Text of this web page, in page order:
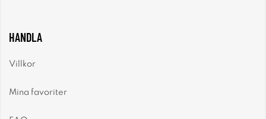
HANDLA
Villkor
Mina favoriter